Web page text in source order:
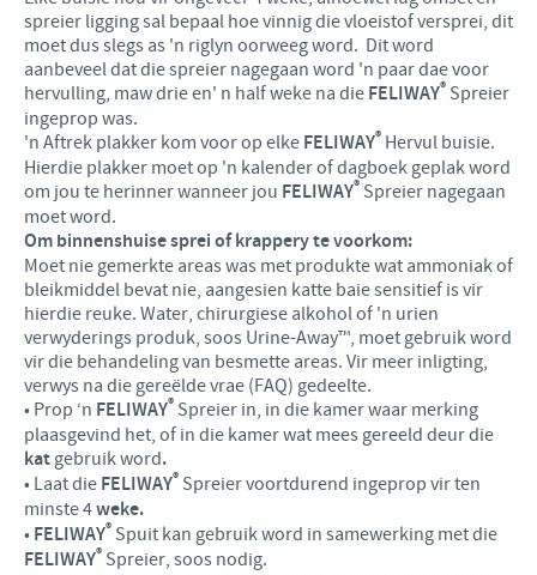
spreier ligging sal bepaal hoe vinnig die vloeistof versprei, dit
moet dus slegs as 'n riglyn oorweeg word. Dit word
aanbeveel dat die spreier nagegaan word 'n paar dae voor
hervulling, maw drie en' n half weke na die FELIWAY® Spreier
ingeprop was.
'n Aftrek plakker kom voor op elke FELIWAY® Hervul buisie.
Hierdie plakker moet op 'n kalender of dagboek geplak word
om jou te herinner wanneer jou FELIWAY® Spreier nagegaan
moet word.
Om binnenshuise sprei of krappery te voorkom:
Moet nie gemerkte areas was met produkte wat ammoniak of
bleikmiddel bevat nie, aangesien katte baie sensitief is vir
hierdie reuke. Water, chirurgiese alkohol of 'n urien
verwyderings produk, soos Urine-Away™, moet gebruik word
vir die behandeling van besmette areas. Vir meer inligting,
verwys na die gereëlde vrae (FAQ) gedeelte.
• Prop ‘n FELIWAY® Spreier in, in die kamer waar merking
plaasgevind het, of in die kamer wat mees gereeld deur die
kat gebruik word.
• Laat die FELIWAY® Spreier voortdurend ingeprop vir ten
minste 4weke.
• FELIWAY® Spuit kan gebruik word in samewerking met die
FELIWAY® Spreier, soos nodig.